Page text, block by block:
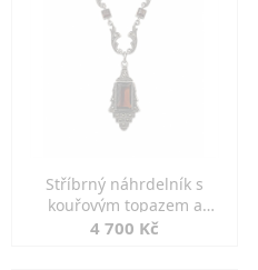
Stříbrný náhrdelník s
kouřovým topazem a
markazity
4 700 Kč